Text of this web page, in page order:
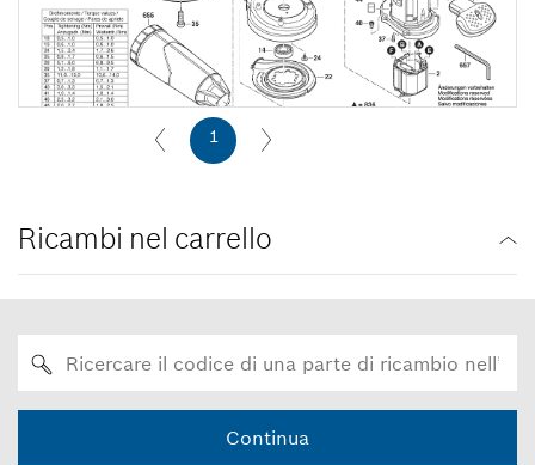
1
Ricambi nel carrello
Continua